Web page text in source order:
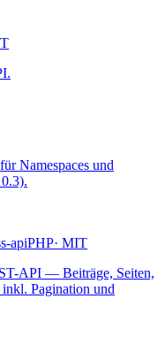
Namespaces und
apiPHP· MIT
API — Beiträge, Seiten,
Pagination und